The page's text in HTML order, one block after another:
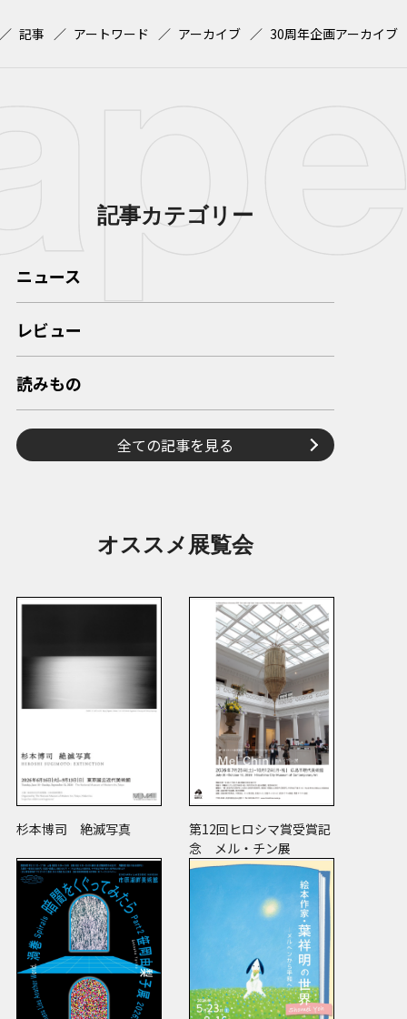
記事 アートワード アーカイブ 30周年企画アーカイブ
記事カテゴリー
ニュース
レビュー
読みもの
全ての記事を見る
オススメ展覧会
杉本博司 絶滅写真
第12回ヒロシマ賞受賞記
念 メル・チン展